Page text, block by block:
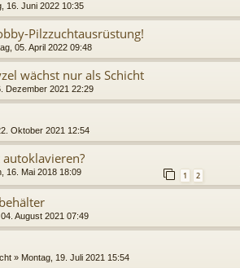
16. Juni 2022 10:35
Pilzzuchtausrüstung!
05. April 2022 09:48
wächst nur als Schicht
Dezember 2021 22:29
Oktober 2021 12:54
16. Mai 2018 18:09 1 2
August 2021 07:49
» Montag, 19. Juli 2021 15:54